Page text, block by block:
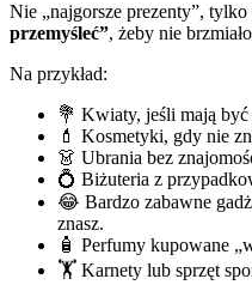
Nie „najgorsze prezenty”, tylko
przemyśleć”, żeby nie
Na przykład:
💐 Kwiaty, jeśli mają
💄 Kosmetyki, gdy nie
👗 Ubrania bez
💍 Biżuteria z
😂 Bardzo zabawne
znasz.
🧴 Perfumy kupowane
🏋️ Karnety lub sprzęt